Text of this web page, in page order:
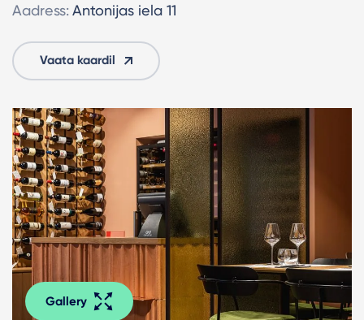
Aadress: Antonijas iela 11
Vaata kaardil
Gallery